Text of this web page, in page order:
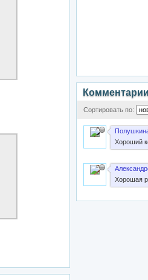
Сортировать по:
Хороший
Хорошая